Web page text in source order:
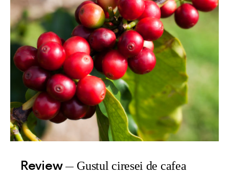
Review Gustul ciresei de cafea